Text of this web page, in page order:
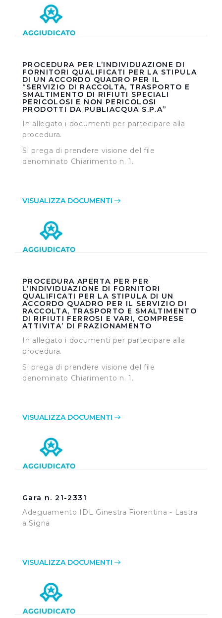
PROCEDURA PER L’INDIVIDUAZIONE DI
FORNITORI QUALIFICATI PER LA STIPULA
DI UN ACCORDO QUADRO PER IL
“SERVIZIO DI RACCOLTA, TRASPORTO E
SMALTIMENTO DI RIFIUTI SPECIALI
PERICOLOSI E NON PERICOLOSI
PRODOTTI DA PUBLIACQUA S.P.A”
In allegato i documenti per partecipare alla
procedura.
Si prega di prendere visione del file
denominato Chiarimento n. 1.
VISUALIZZA DOCUMENTI
PROCEDURA APERTA PER PER
L’INDIVIDUAZIONE DI FORNITORI
QUALIFICATI PER LA STIPULA DI UN
ACCORDO QUADRO PER IL SERVIZIO DI
RACCOLTA, TRASPORTO E SMALTIMENTO
DI RIFIUTI FERROSI E VARI, COMPRESE
ATTIVITA’ DI FRAZIONAMENTO
In allegato i documenti per partecipare alla
procedura.
Si prega di prendere visione del file
denominato Chiarimento n. 1.
VISUALIZZA DOCUMENTI
Gara n. 21-2331
Adeguamento IDL Ginestra Fiorentina - Lastra
a Signa
VISUALIZZA DOCUMENTI